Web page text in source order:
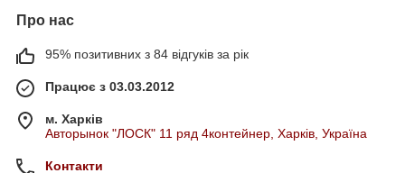
Про нас
95% позитивних з 84 відгуків за рік
Працює з 03.03.2012
м. Харків
Авторынок "ЛОСК" 11 ряд 4контейнер, Харків, Україна
Контакти